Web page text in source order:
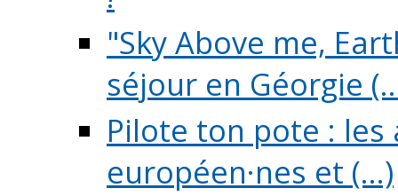
"Sky Above me,
séjour en Géorgie
Pilote ton pote :
européen·nes et (...)